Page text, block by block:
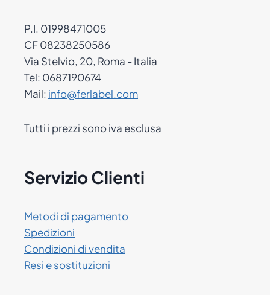
P.I. 01998471005
CF 08238250586
Via Stelvio, 20, Roma - Italia
Tel: 0687190674
Mail: info@ferlabel.com
Tutti i prezzi sono iva esclusa
Servizio Clienti
Metodi di pagamento
Spedizioni
Condizioni di vendita
Resi e sostituzioni